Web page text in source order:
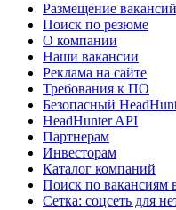
Размещение вакансий
Поиск по резюме
О компании
Наши вакансии
Реклама на сайте
Требования к ПО
Безопасный
HeadHunter API
Партнерам
Инвесторам
Каталог компаний
Поиск по вакансиям
Сетка: соцсеть для